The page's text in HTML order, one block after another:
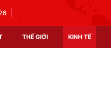
THẾ GIỚI KINH TẾ